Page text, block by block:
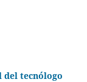
del tecnólogo